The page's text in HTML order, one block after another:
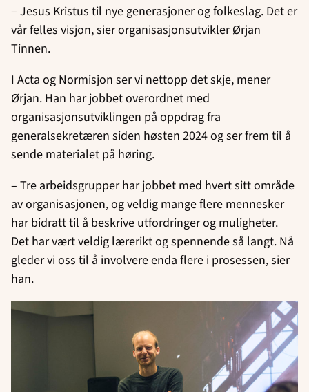
– Jesus Kristus til nye generasjoner og folkeslag. Det er
vår felles visjon, sier organisasjonsutvikler Ørjan
Tinnen.
I Acta og Normisjon ser vi nettopp det skje, mener
Ørjan. Han har jobbet overordnet med
organisasjonsutviklingen på oppdrag fra
generalsekretæren siden høsten 2024 og ser frem til å
sende materialet på høring.
– Tre arbeidsgrupper har jobbet med hvert sitt område
av organisasjonen, og veldig mange flere mennesker
har bidratt til å beskrive utfordringer og muligheter.
Det har vært veldig lærerikt og spennende så langt. Nå
gleder vi oss til å involvere enda flere i prosessen, sier
han.